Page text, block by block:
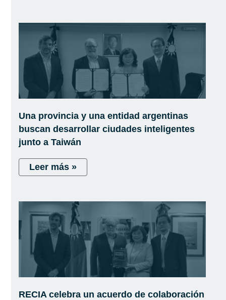
Una provincia y una entidad argentinas
buscan desarrollar ciudades inteligentes
junto a Taiwán
Leer más »
RECIA celebra un acuerdo de colaboración